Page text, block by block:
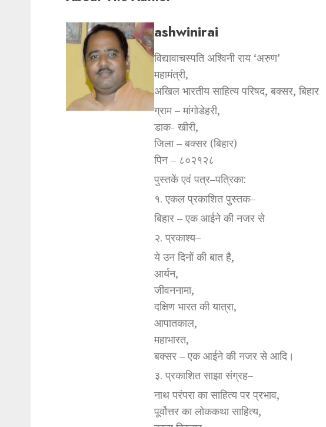
ashwinirai
विद्यावाचस्पति अश्विनी राय ‘अरुण’
महामंत्री,
अखिल भारतीय साहित्य परिषद, बक्सर, बिहार
ग्राम – मांगोडेहरी,
डाक- खीरी,
जिला – बक्सर (बिहार)
पिन – ८०२१२८
पुस्तकें एवं पत्र–पत्रिका:
१. एकल प्रकाशित पुस्तक–
बिहार – एक आईने की नजर से
२. प्रकाश्य–
ये उन दिनों की बात है,
आर्यन,
जीवननामा,
दक्षिण भारत की यात्रा,
आपातकाल,
महाभारत,
बक्सर – एक आईने की नजर से आदि।
३. प्रकाशित साझा संग्रह–
नाथ परंपरा का साहित्य पर प्रभाव,
पूर्वोत्तर का लोककथा साहित्य,